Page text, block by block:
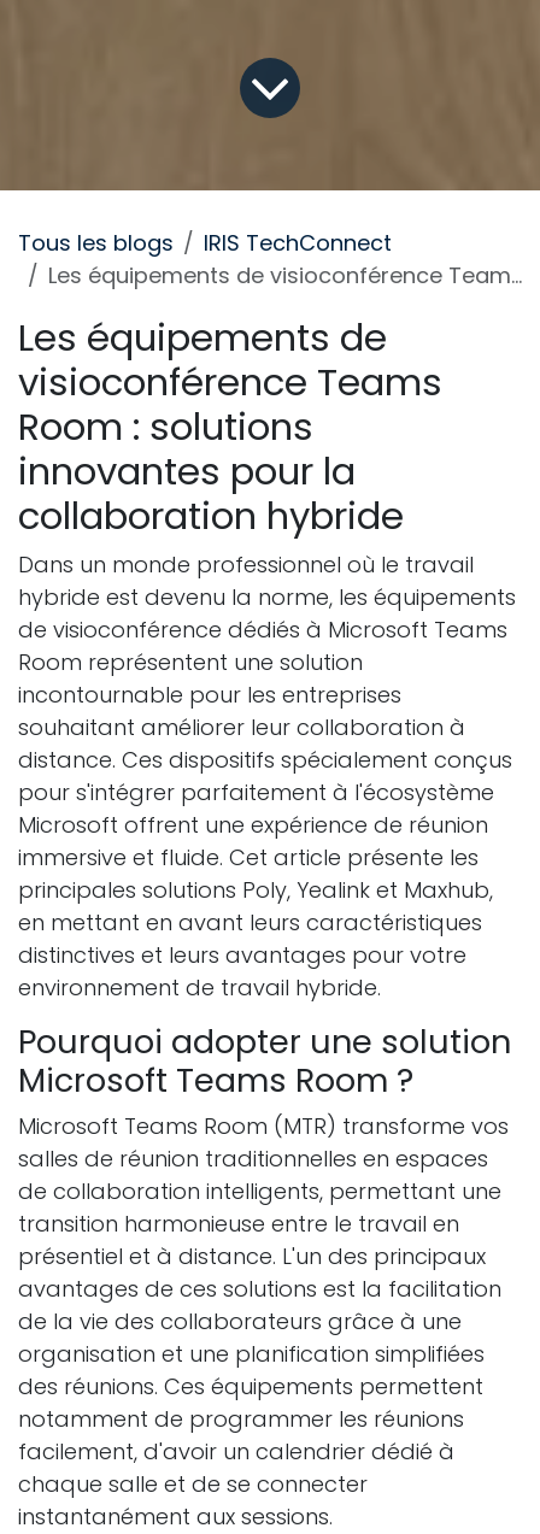
Tous les blogs
IRIS TechConnect
Les équipements de visioconférence Teams Room : solutions innovantes pour la collaboration hybride
Les équipements de
visioconférence Teams
Room : solutions
innovantes pour la
collaboration hybride
Dans un monde professionnel où le travail
hybride est devenu la norme, les équipements
de visioconférence dédiés à Microsoft Teams
Room représentent une solution
incontournable pour les entreprises
souhaitant améliorer leur collaboration à
distance. Ces dispositifs spécialement conçus
pour s'intégrer parfaitement à l'écosystème
Microsoft offrent une expérience de réunion
immersive et fluide. Cet article présente les
principales solutions Poly, Yealink et Maxhub,
en mettant en avant leurs caractéristiques
distinctives et leurs avantages pour votre
environnement de travail hybride.
Pourquoi adopter une solution
Microsoft Teams Room ?
Microsoft Teams Room (MTR) transforme vos
salles de réunion traditionnelles en espaces
de collaboration intelligents, permettant une
transition harmonieuse entre le travail en
présentiel et à distance. L'un des principaux
avantages de ces solutions est la facilitation
de la vie des collaborateurs grâce à une
organisation et une planification simplifiées
des réunions. Ces équipements permettent
notamment de programmer les réunions
facilement, d'avoir un calendrier dédié à
chaque salle et de se connecter
instantanément aux sessions.